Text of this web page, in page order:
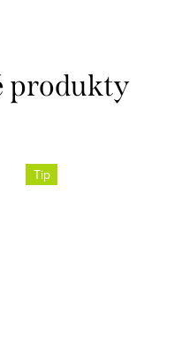
Tip